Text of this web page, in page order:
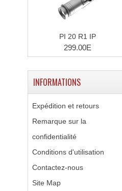
PI 20 R1 IP
299.00E
INFORMATIONS
Expédition et retours
Remarque sur la
confidentialité
Conditions d'utilisation
Contactez-nous
Site Map